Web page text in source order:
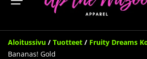
Aloitussivu / Tuotteet / Fruity Dreams
Bananas! Gold